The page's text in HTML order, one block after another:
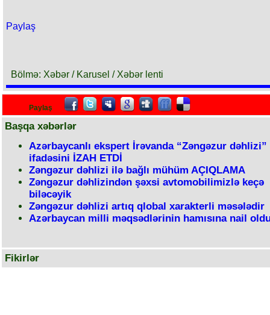
Paylaş
Bölmə: Xəbər / Karusel / Xəbər lenti
Paylaş
Başqa xəbərlər
Azərbaycanlı ekspert İrəvanda “Zəngəzur dəhlizi”
ifadəsini İZAH ETDİ
Zəngəzur dəhlizi ilə bağlı mühüm AÇIQLAMA
Zəngəzur dəhlizindən şəxsi avtomobilimizlə keçə
biləcəyik
Zəngəzur dəhlizi artıq qlobal xarakterli məsələdir
Azərbaycan milli məqsədlərinin hamısına nail
Fikirlər